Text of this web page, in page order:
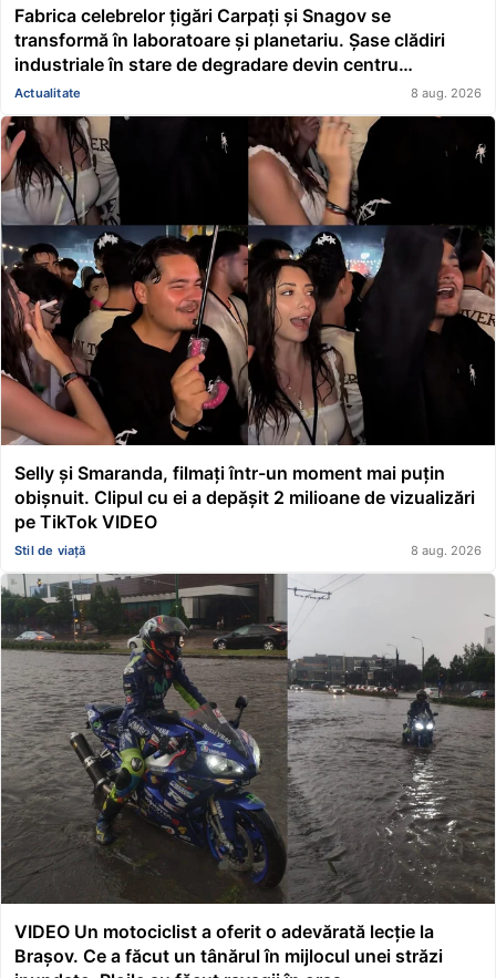
Fabrica celebrelor țigări Carpați și Snagov se
transformă în laboratoare și planetariu. Șase clădiri
industriale în stare de degradare devin centru
educațional și științific
Actualitate 8 aug. 2026
Selly și Smaranda, filmați într-un moment mai puțin
obișnuit. Clipul cu ei a depășit 2 milioane de vizualizări
pe TikTok VIDEO
Stil de viață 8 aug. 2026
VIDEO Un motociclist a oferit o adevărată lecție la
Brașov. Ce a făcut un tânărul în mijlocul unei străzi